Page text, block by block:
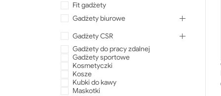
Fit gadżety
Gadżety biurowe
Gadżety CSR
Gadżety do pracy zdalnej
Gadżety sportowe
Kosmetyczki
Kosze
Kubki do kawy
Maskotki